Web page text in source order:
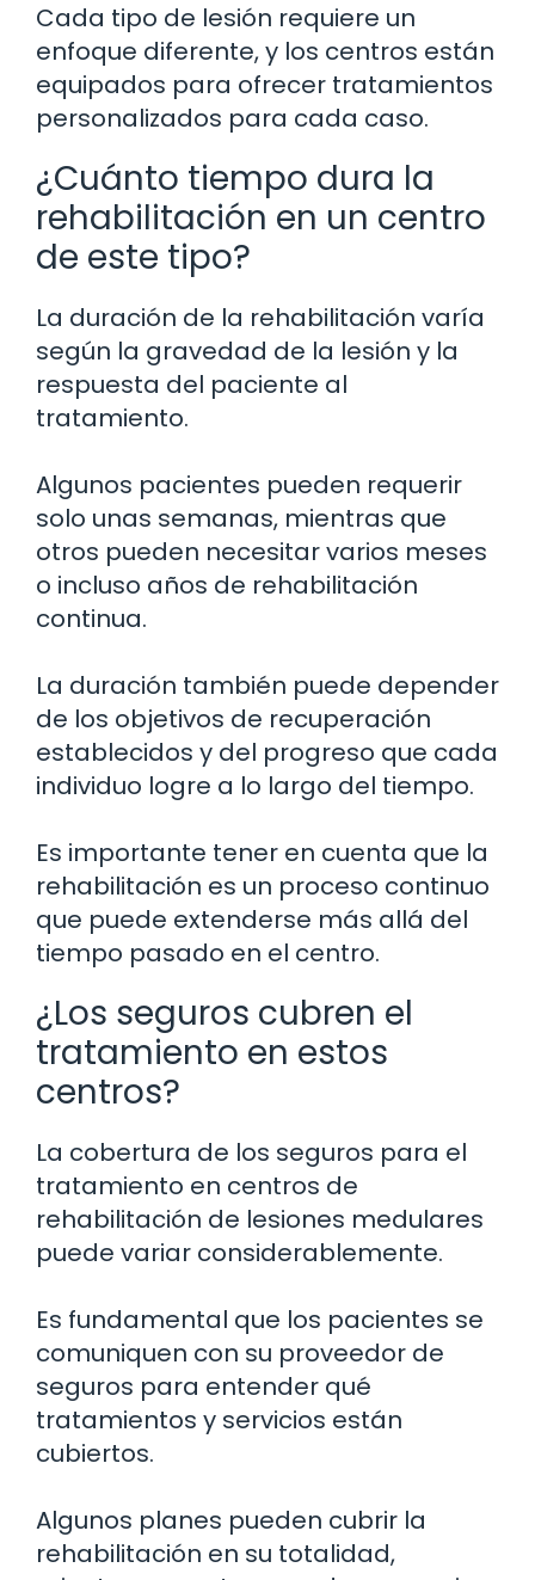
Cada tipo de lesión requiere un
enfoque diferente, y los centros están
equipados para ofrecer tratamientos
personalizados para cada caso.
¿Cuánto tiempo dura la
rehabilitación en un centro
de este tipo?
La duración de la rehabilitación varía
según la gravedad de la lesión y la
respuesta del paciente al
tratamiento.
Algunos pacientes pueden requerir
solo unas semanas, mientras que
otros pueden necesitar varios meses
o incluso años de rehabilitación
continua.
La duración también puede depender
de los objetivos de recuperación
establecidos y del progreso que cada
individuo logre a lo largo del tiempo.
Es importante tener en cuenta que la
rehabilitación es un proceso continuo
que puede extenderse más allá del
tiempo pasado en el centro.
¿Los seguros cubren el
tratamiento en estos
centros?
La cobertura de los seguros para el
tratamiento en centros de
rehabilitación de lesiones medulares
puede variar considerablemente.
Es fundamental que los pacientes se
comuniquen con su proveedor de
seguros para entender qué
tratamientos y servicios están
cubiertos.
Algunos planes pueden cubrir la
rehabilitación en su totalidad,